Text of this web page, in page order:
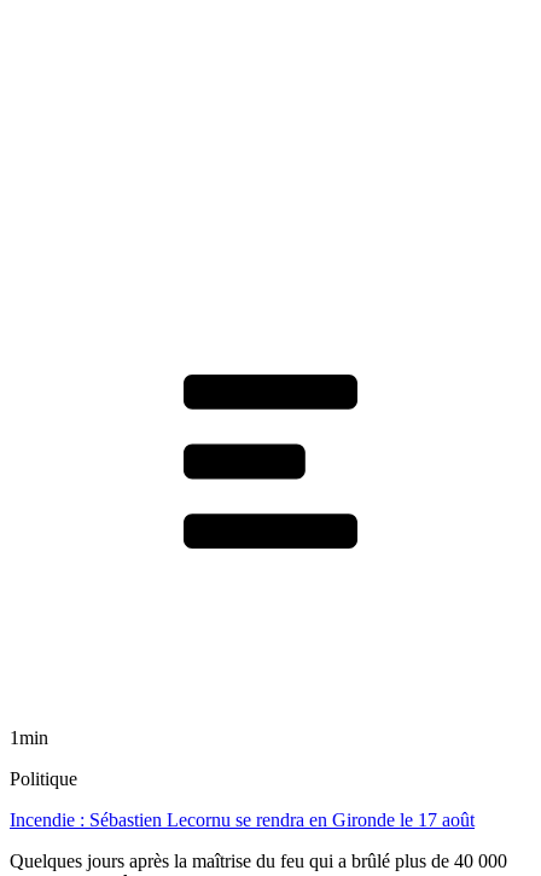
1min
Politique
Incendie : Sébastien Lecornu se rendra en Gironde le 17 août
Quelques jours après la maîtrise du feu qui a brûlé plus de 40 000